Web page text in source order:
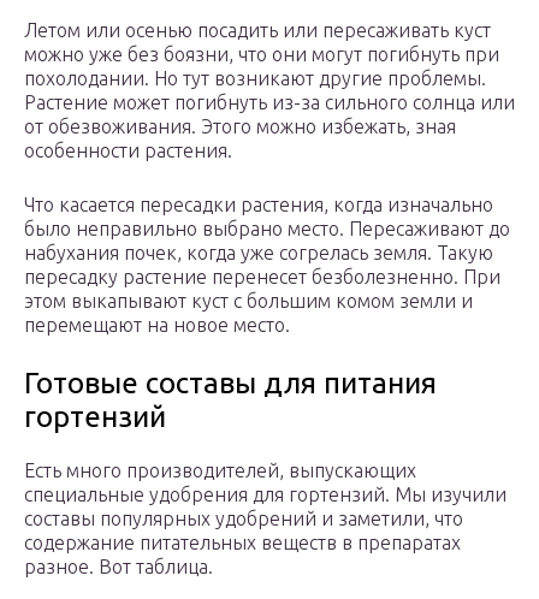
Летом или осенью посадить или пересаживать куст
можно уже без боязни, что они могут погибнуть при
похолодании. Но тут возникают другие проблемы.
Растение может погибнуть из-за сильного солнца или
от обезвоживания. Этого можно избежать, зная
особенности растения.
Что касается пересадки растения, когда изначально
было неправильно выбрано место. Пересаживают до
набухания почек, когда уже согрелась земля. Такую
пересадку растение перенесет безболезненно. При
этом выкапывают куст с большим комом земли и
перемещают на новое место.
Готовые составы для питания
гортензий
Есть много производителей, выпускающих
специальные удобрения для гортензий. Мы изучили
составы популярных удобрений и заметили, что
содержание питательных веществ в препаратах
разное. Вот таблица.